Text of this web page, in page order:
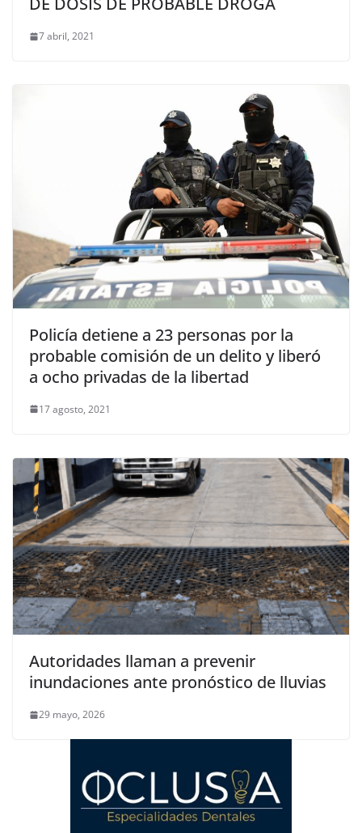
7 abril, 2021
Policía detiene a 23 personas por la
probable comisión de un delito y liberó
a ocho privadas de la libertad
17 agosto, 2021
Autoridades llaman a prevenir
inundaciones ante pronóstico de lluvias
29 mayo, 2026